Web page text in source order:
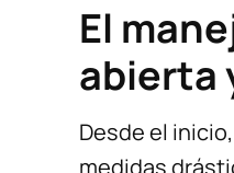
El
abierta
Desde el